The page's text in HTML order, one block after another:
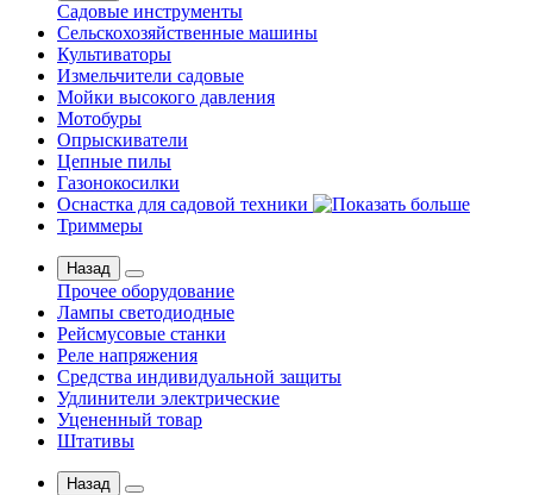
Садовые инструменты
Сельскохозяйственные машины
Культиваторы
Измельчители садовые
Мойки высокого давления
Мотобуры
Опрыскиватели
Цепные пилы
Газонокосилки
Оснастка для садовой техники
Триммеры
Назад
Прочее оборудование
Лампы светодиодные
Рейсмусовые станки
Реле напряжения
Средства индивидуальной защиты
Удлинители электрические
Уцененный товар
Штативы
Назад